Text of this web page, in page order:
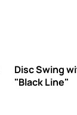
Disc Swing
"Black Line"